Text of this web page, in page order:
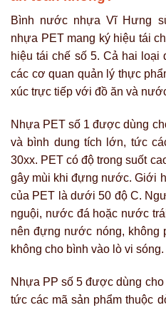
Bình nước nhựa Vĩ Hưng
nhựa PET mang ký hiệu tái
hiệu tái chế số 5. Cả hai
các cơ quan quản lý thực
xúc trực tiếp với đồ ăn và
Nhựa PET số 1 được dùng
và bình dung tích lớn, tức
30xx. PET có độ trong suốt
gây mùi khi đựng nước. Giới
của PET là dưới 50 độ C.
nguội, nước đá hoặc nước
nên đựng nước nóng, không
không cho bình vào lò vi sóng.
Nhựa PP số 5 được dùng
tức các mã sản phẩm thuộc